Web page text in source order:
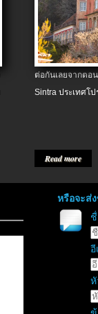
ต่อกันเลยจากต
Sintra ประเทศโป
Read more
หรือจะส่
อี
หั